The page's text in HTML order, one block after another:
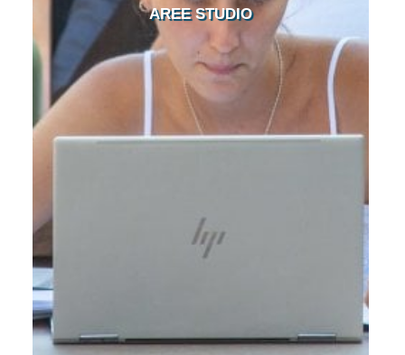
AREE STUDIO